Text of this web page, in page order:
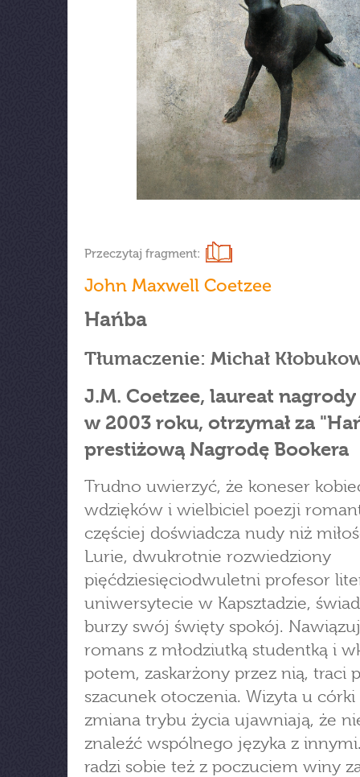
Przeczytaj fragment:
John Maxwell Coetzee
Hańba
Tłumaczenie: Michał
J.M. Coetzee, laureat
w 2003 roku, otrzymał za
prestiżową Nagrodę Bookera
Trudno uwierzyć, że koneser
wdzięków i wielbiciel poezji
częściej doświadcza nudy niż
Lurie, dwukrotnie rozwiedziony
pięćdziesięciodwuletni profesor
uniwersytecie w Kapsztadzie,
burzy swój święty spokój.
romans z młodziutką studentką i
potem, zaskarżony przez nią, traci
szacunek otoczenia. Wizyta u córki
zmiana trybu życia ujawniają, że
znaleźć wspólnego języka z
radzi sobie też z poczuciem winy